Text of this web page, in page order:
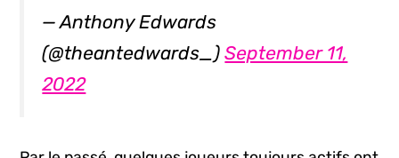
— Anthony Edwards
(@theantedwards_)September 11,
2022